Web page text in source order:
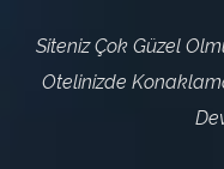
Siteniz Çok Güzel
Otelinizde